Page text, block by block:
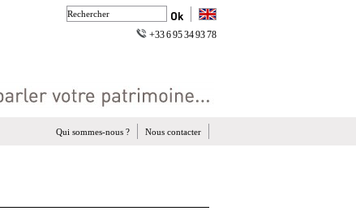
+33 6 95 34 93 78
Nous contacter
Qui sommes-nous ?